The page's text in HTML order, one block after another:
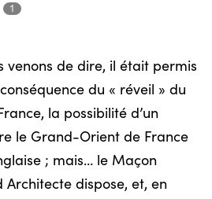
1
venons de dire, il était permis
du « réveil » du
la possibilité d’un
le Grand-Orient de France
; mais… le Maçon
dispose, et, en